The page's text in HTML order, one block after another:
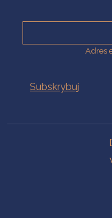
Adres